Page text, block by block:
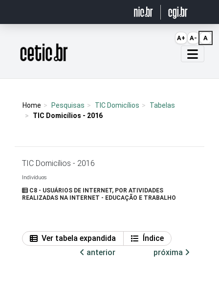
Página inicial
Home Pesquisas TIC Domicílios
Tabelas
TIC Domicílios - 2016
TIC Domicílios - 2016
Indivíduos
C8 - USUÁRIOS DE INTERNET, POR ATIVIDADES
REALIZADAS NA INTERNET - EDUCAÇÃO E TRABALHO
Ver tabela expandida
Índice
anterior
próxima
A+ A- A